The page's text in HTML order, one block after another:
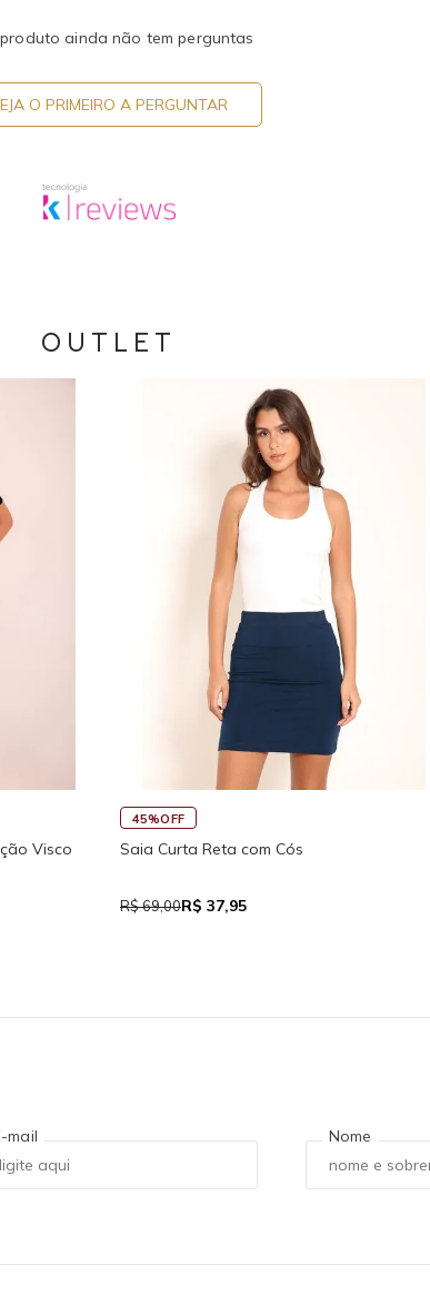
ainda não tem perguntas
O PRIMEIRO A PERGUNTAR
OUTLET
Visco
45%OFF
Saia Curta Reta com Cós
R$ 69,00R$ 37,95
mail Nome